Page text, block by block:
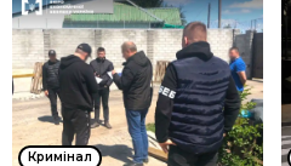
Кримінал